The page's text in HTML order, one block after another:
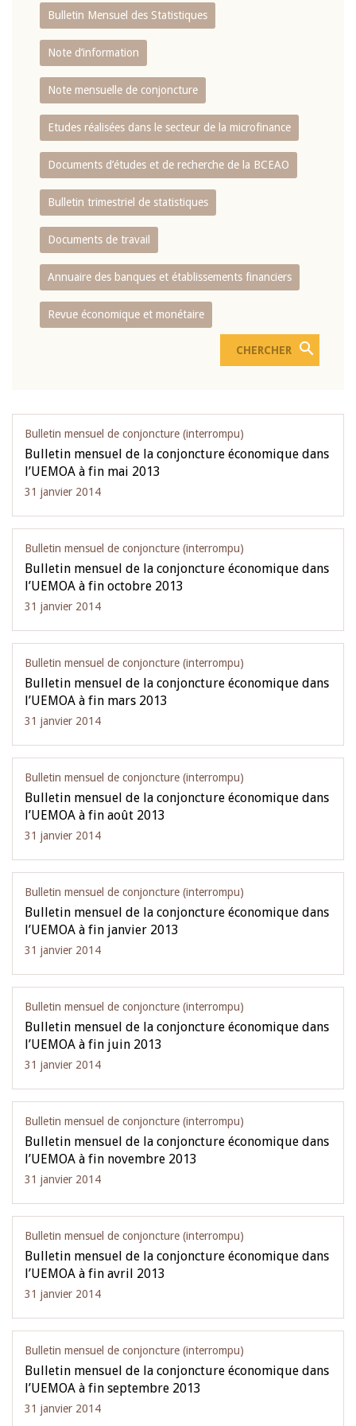
Bulletin Mensuel des Statistiques
Note d’information
Note mensuelle de conjoncture
Etudes réalisées dans le secteur de la microfinance
Documents d’études et de recherche de la BCEAO
Bulletin trimestriel de statistiques
Documents de travail
Annuaire des banques et établissements financiers
Revue économique et monétaire
Bulletin mensuel de conjoncture (interrompu)
Bulletin mensuel de la conjoncture économique dans
l’UEMOA à fin mai 2013
31 janvier 2014
Bulletin mensuel de conjoncture (interrompu)
Bulletin mensuel de la conjoncture économique dans
l’UEMOA à fin octobre 2013
31 janvier 2014
Bulletin mensuel de conjoncture (interrompu)
Bulletin mensuel de la conjoncture économique dans
l’UEMOA à fin mars 2013
31 janvier 2014
Bulletin mensuel de conjoncture (interrompu)
Bulletin mensuel de la conjoncture économique dans
l’UEMOA à fin août 2013
31 janvier 2014
Bulletin mensuel de conjoncture (interrompu)
Bulletin mensuel de la conjoncture économique dans
l’UEMOA à fin janvier 2013
31 janvier 2014
Bulletin mensuel de conjoncture (interrompu)
Bulletin mensuel de la conjoncture économique dans
l’UEMOA à fin juin 2013
31 janvier 2014
Bulletin mensuel de conjoncture (interrompu)
Bulletin mensuel de la conjoncture économique dans
l’UEMOA à fin novembre 2013
31 janvier 2014
Bulletin mensuel de conjoncture (interrompu)
Bulletin mensuel de la conjoncture économique dans
l’UEMOA à fin avril 2013
31 janvier 2014
Bulletin mensuel de conjoncture (interrompu)
Bulletin mensuel de la conjoncture économique dans
l’UEMOA à fin septembre 2013
31 janvier 2014